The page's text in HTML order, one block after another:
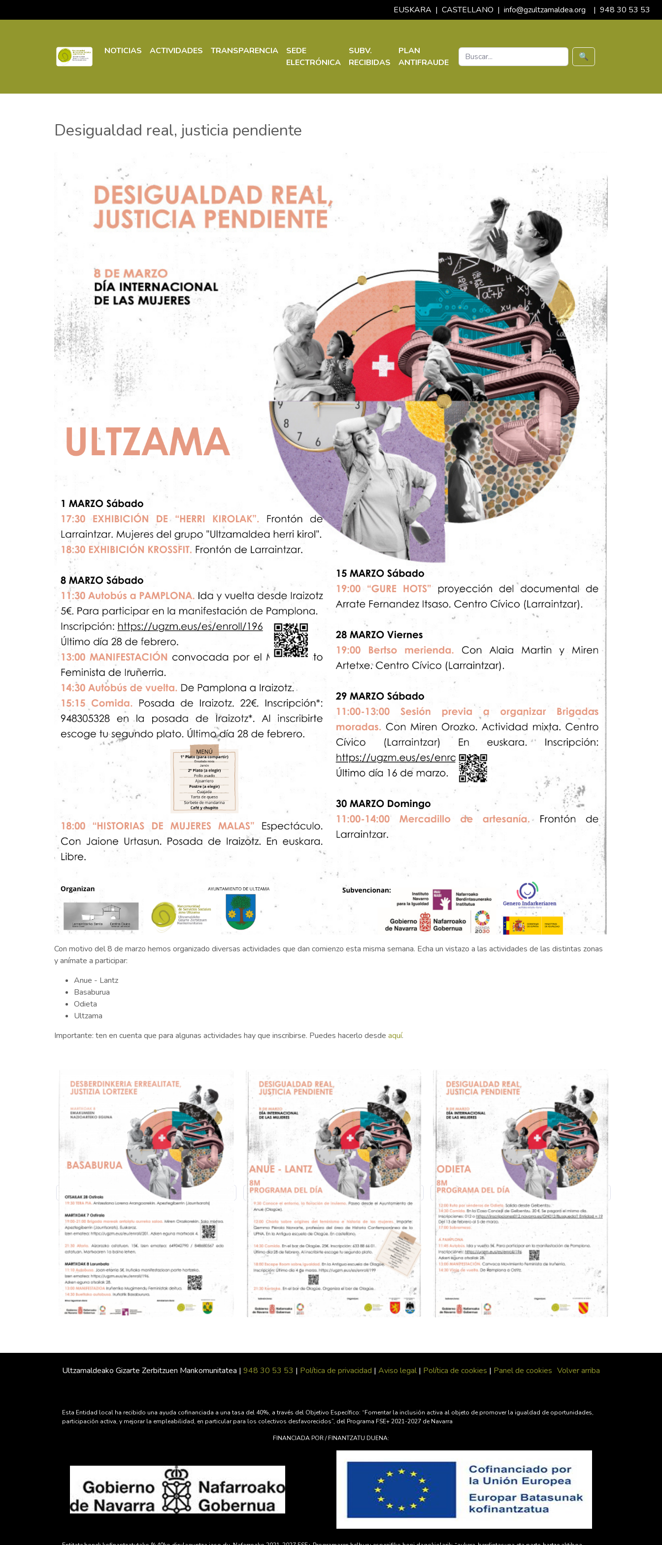
EUSKARA | CASTELLANO | info@gzultzamaldea.org | 948 30 53 53
NOTICIAS ACTIVIDADES TRANSPARENCIA
SEDE
ELECTRÓNICA
SUBV.
RECIBIDAS
PLAN
ANTIFRAUDE
🔍
Desigualdad real, justicia pendiente
Con motivo del 8 de marzo hemos organizado diversas actividades que dan comienzo esta misma semana. Echa un vistazo a las actividades de las distintas zonas
y anímate a participar:
Anue - Lantz
Basaburua
Odieta
Ultzama
Importante: ten en cuenta que para algunas actividades hay que inscribirse. Puedes hacerlo desde aquí.
Volver arriba
Ultzamaldeako Gizarte Zerbitzuen Mankomunitatea | 948 30 53 53 | Política de privacidad | Aviso legal | Política de cookies | Panel de cookies
Esta Entidad local ha recibido una ayuda cofinanciada a una tasa del 40%, a través del Objetivo Específico: “Fomentar la inclusión activa al objeto de promover la igualdad de oportunidades,
participación activa, y mejorar la empleabilidad, en particular para los colectivos desfavorecidos”, del Programa FSE+ 2021-2027 de Navarra
FINANCIADA POR / FINANTZATU DUENA: